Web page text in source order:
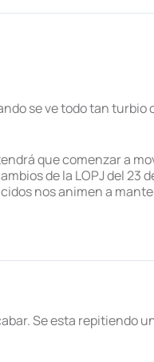
se ve todo tan
que comenzar a
de la LOPJ del
nos animen a
Se esta repitiendo